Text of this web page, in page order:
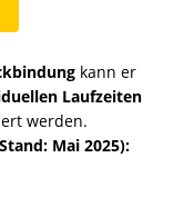
kann er
Laufzeiten
werden.
Mai 2025):